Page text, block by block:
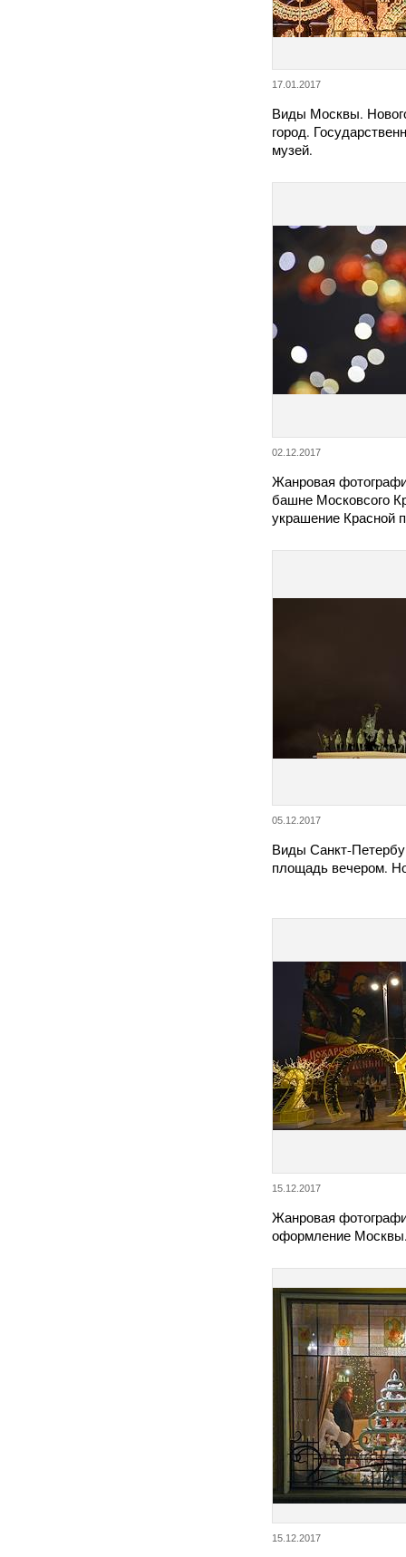
17.01.2017
Виды Москвы.
город.
музей.
02.12.2017
Жанровая
башне Московсого
украшение Красной
05.12.2017
Виды Санкт-
площадь вечером.
15.12.2017
Жанровая
оформление
15.12.2017